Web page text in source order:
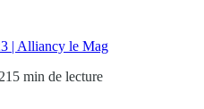
| Alliancy le Mag
5 min de lecture